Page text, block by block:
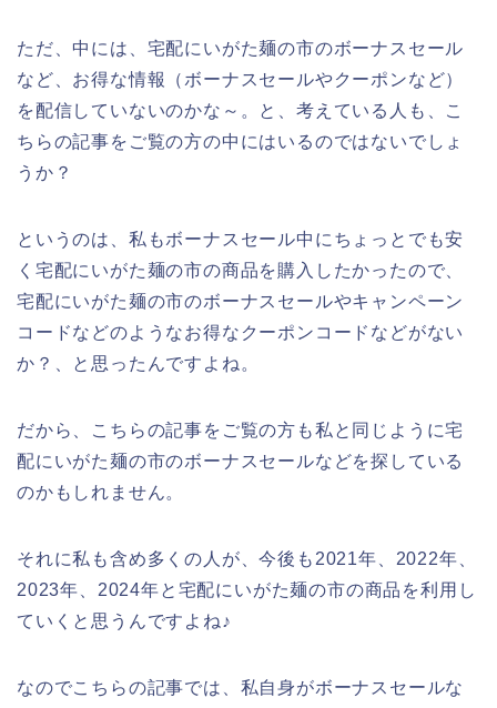
ただ、中には、宅配にいがた麺の市のボーナスセール
など、お得な情報（ボーナスセールやクーポンなど）
を配信していないのかな～。と、考えている人も、こ
ちらの記事をご覧の方の中にはいるのではないでしょ
うか？
というのは、私もボーナスセール中にちょっとでも安
く宅配にいがた麺の市の商品を購入したかったので、
宅配にいがた麺の市のボーナスセールやキャンペーン
コードなどのようなお得なクーポンコードなどがない
か？、と思ったんですよね。
だから、こちらの記事をご覧の方も私と同じように宅
配にいがた麺の市のボーナスセールなどを探している
のかもしれません。
それに私も含め多くの人が、今後も2021年、2022年、
2023年、2024年と宅配にいがた麺の市の商品を利用し
ていくと思うんですよね♪
なのでこちらの記事では、私自身がボーナスセールな